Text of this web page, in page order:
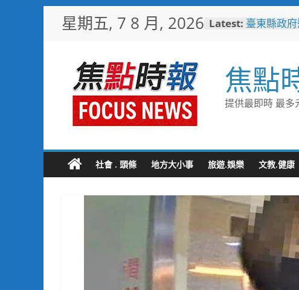
星期五, 7 8 月, 2026 Latest: 臺東縣政
台中市代表
夢想 2026
8金6銀6銅
宜蘭童玩節
方埋伏收
黑手
焦點
提供最即時 最多
社會 . 頭條 地方大小事 旅遊.娛樂 文教.健康